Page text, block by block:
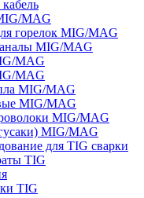
MAG
горелок MIG/MAG
MIG/MAG
MAG
MAG
MIG/MAG
MIG/MAG
MIG/MAG
MIG/MAG
для TIG сварки
TIG
TIG